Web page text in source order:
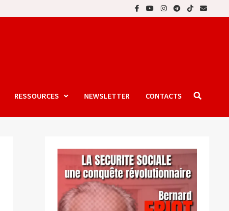
RESSOURCES NEWSLETTER CONTACTS